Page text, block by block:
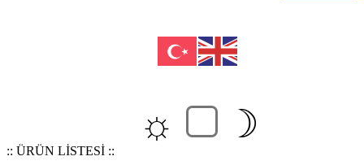
☼ ☽
:: ÜRÜN LİSTESİ ::